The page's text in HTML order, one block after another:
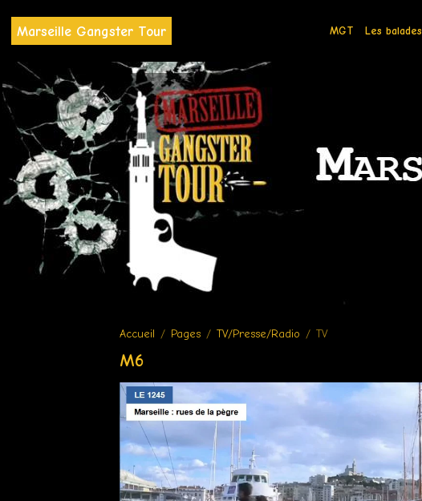
Marseille Gangster Tour MGT Les balades
Accueil Pages TV/Presse/Radio TV
M6